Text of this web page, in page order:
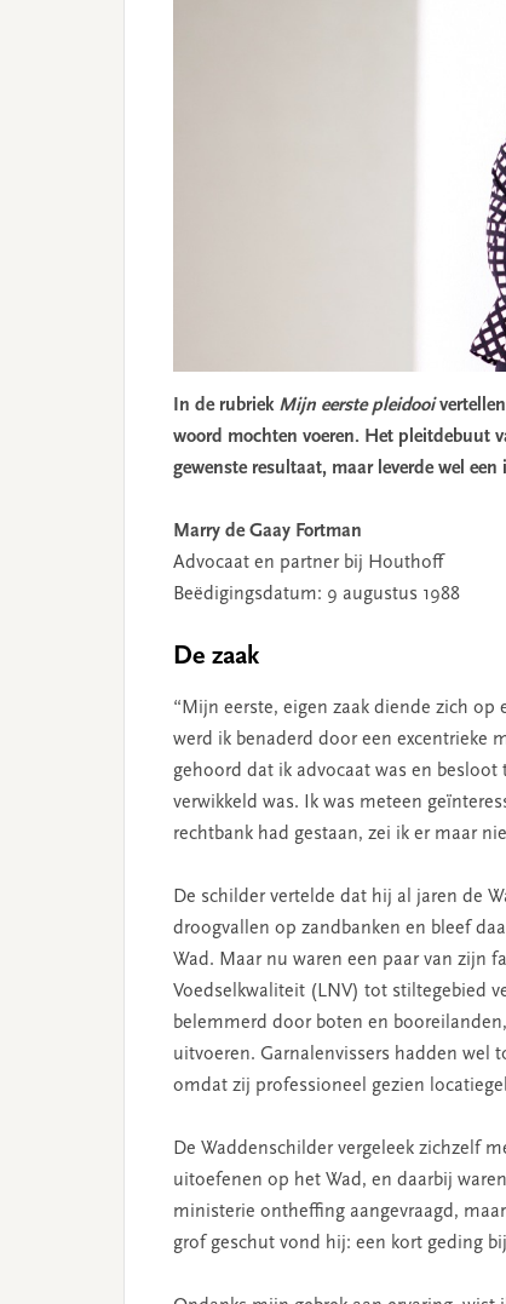
In de rubriek Mijn eerste pleidooi
woord mochten voeren. Het pleitdebuut
gewenste resultaat, maar leverde wel
Marry de Gaay Fortman
Advocaat en partner bij Houthoff
Beëdigingsdatum: 9 augustus 1988
De zaak
“Mijn eerste, eigen zaak diende zich
werd ik benaderd door een excentrieke
gehoord dat ik advocaat was en
verwikkeld was. Ik was meteen
rechtbank had gestaan, zei ik er maar
De schilder vertelde dat hij al jaren de
droogvallen op zandbanken en bleef
Wad. Maar nu waren een paar van zijn
Voedselkwaliteit (LNV) tot stiltegebied
belemmerd door boten en
uitvoeren. Garnalenvissers hadden wel
omdat zij professioneel gezien
De Waddenschilder vergeleek zichzelf
uitoefenen op het Wad, en daarbij
ministerie ontheffing aangevraagd,
grof geschut vond hij: een kort geding